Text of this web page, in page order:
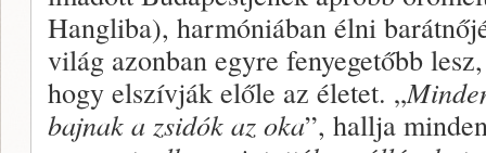
Hangliba), harmóniában élni
világ azonban egyre fenyegetőbb
hogy elszívják előle az életet. „
bajnak a zsidók az oka”, hallja